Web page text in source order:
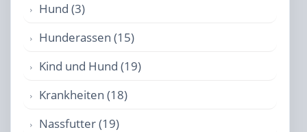
Hund (3)
Hunderassen (15)
Kind und Hund (19)
Krankheiten (18)
Nassfutter (19)